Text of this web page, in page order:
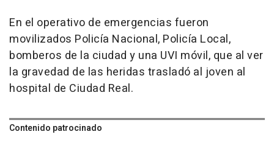
En el operativo de emergencias fueron
movilizados Policía Nacional, Policía Local,
bomberos de la ciudad y una UVI móvil, que al ver
la gravedad de las heridas trasladó al joven al
hospital de Ciudad Real.
Contenido patrocinado